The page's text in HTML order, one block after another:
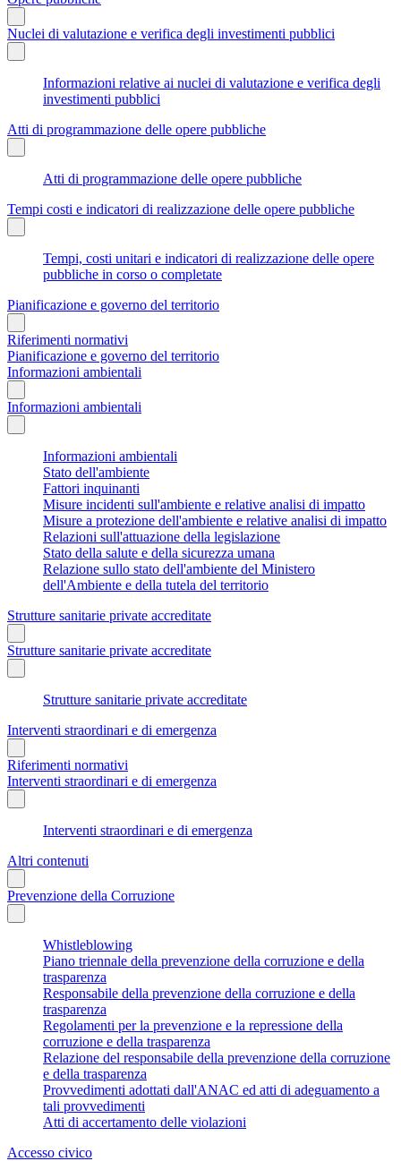
Nuclei di valutazione e verifica degli investimenti pubblici
Informazioni relative ai nuclei di valutazione e verifica degli
investimenti pubblici
Atti di programmazione delle opere pubbliche
Atti di programmazione delle opere pubbliche
Tempi costi e indicatori di realizzazione delle opere pubbliche
Tempi, costi unitari e indicatori di realizzazione delle opere
pubbliche in corso o completate
Pianificazione e governo del territorio
Riferimenti normativi
Pianificazione e governo del territorio
Informazioni ambientali
Informazioni ambientali
Informazioni ambientali
Stato dell'ambiente
Fattori inquinanti
Misure incidenti sull'ambiente e relative analisi di impatto
Misure a protezione dell'ambiente e relative analisi di impatto
Relazioni sull'attuazione della legislazione
Stato della salute e della sicurezza umana
Relazione sullo stato dell'ambiente del Ministero
dell'Ambiente e della tutela del territorio
Strutture sanitarie private accreditate
Strutture sanitarie private accreditate
Strutture sanitarie private accreditate
Interventi straordinari e di emergenza
Riferimenti normativi
Interventi straordinari e di emergenza
Interventi straordinari e di emergenza
Altri contenuti
Prevenzione della Corruzione
Whistleblowing
Piano triennale della prevenzione della corruzione e della
trasparenza
Responsabile della prevenzione della corruzione e della
trasparenza
Regolamenti per la prevenzione e la repressione della
corruzione e della trasparenza
Relazione del responsabile della prevenzione della corruzione
e della trasparenza
Provvedimenti adottati dall'ANAC ed atti di adeguamento a
tali provvedimenti
Atti di accertamento delle violazioni
Accesso civico